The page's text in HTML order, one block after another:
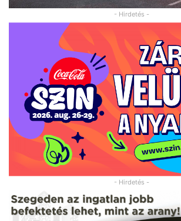
- Hirdetés -
- Hirdetés -